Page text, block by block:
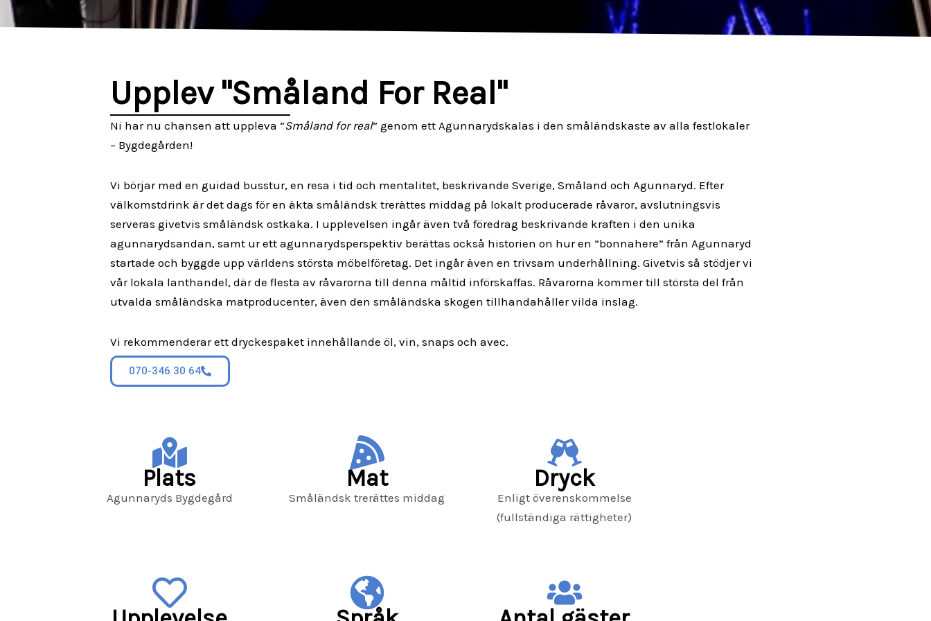
Upplev "Småland For Real"
Ni har nu chansen att uppleva ”Småland for real” genom ett Agunnarydskalas i den småländskaste av alla festlokaler
– Bygdegården!
Vi börjar med en guidad busstur, en resa i tid och mentalitet, beskrivande Sverige, Småland och Agunnaryd. Efter
välkomstdrink är det dags för en äkta småländsk trerättes middag på lokalt producerade råvaror, avslutningsvis
serveras givetvis småländsk ostkaka. I upplevelsen ingår även två föredrag beskrivande kraften i den unika
agunnarydsandan, samt ur ett agunnarydsperspektiv berättas också historien on hur en ”bonnahere” från Agunnaryd
startade och byggde upp världens största möbelföretag. Det ingår även en trivsam underhållning. Givetvis så stödjer vi
vår lokala lanthandel, där de flesta av råvarorna till denna måltid införskaffas. Råvarorna kommer till största del från
utvalda småländska matproducenter, även den småländska skogen tillhandahåller vilda inslag.
Vi rekommenderar ett dryckespaket innehållande öl, vin, snaps och avec.
070-346 30 64
Plats
Agunnaryds Bygdegård
Mat
Småländsk trerättes middag
Dryck
Enligt överenskommelse
(fullständiga rättigheter)